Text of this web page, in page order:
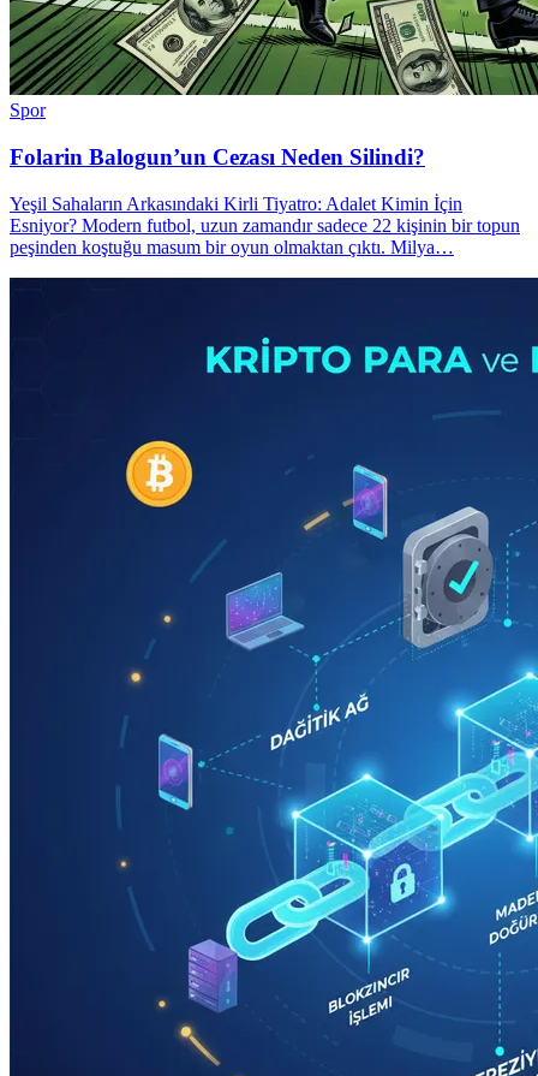
Spor
Folarin Balogun’un Cezası Neden Silindi?
Yeşil Sahaların Arkasındaki Kirli Tiyatro: Adalet Kimin İçin
Esniyor? Modern futbol, uzun zamandır sadece 22 kişinin bir topun
peşinden koştuğu masum bir oyun olmaktan çıktı. Milya…